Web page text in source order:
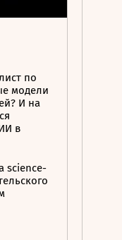
по
модели
И на
в
science-